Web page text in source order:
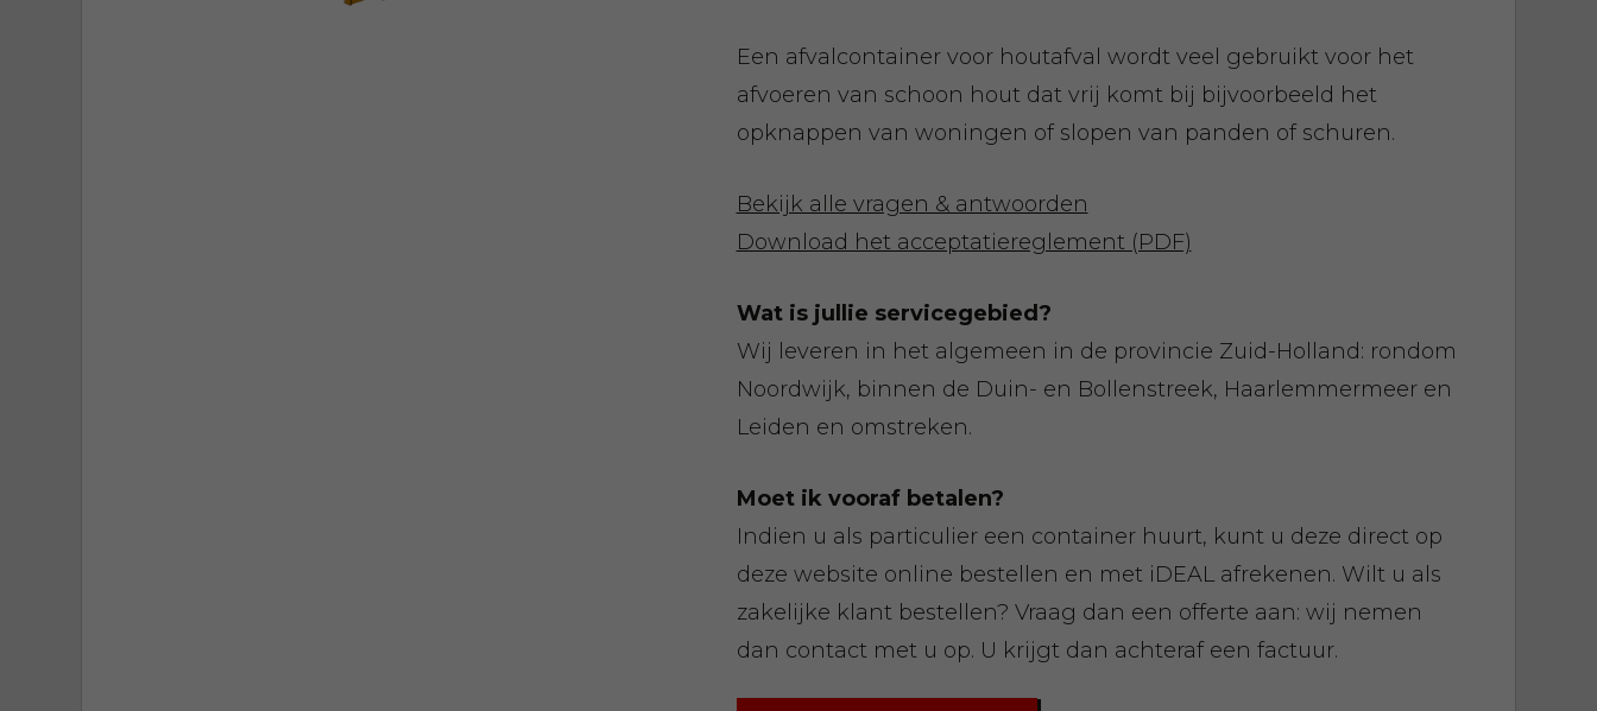
Een afvalcontainer voor houtafval wordt veel gebruikt voor het
afvoeren van schoon hout dat vrij komt bij bijvoorbeeld het
opknappen van woningen of slopen van panden of schuren.
Bekijk alle vragen & antwoorden
Download het acceptatiereglement (PDF)
Wat is jullie servicegebied?
Wij leveren in het algemeen in de provincie Zuid-Holland: rondom
Noordwijk, binnen de Duin- en Bollenstreek, Haarlemmermeer en
Leiden en omstreken.
Moet ik vooraf betalen?
Indien u als particulier een container huurt, kunt u deze direct op
deze website online bestellen en met iDEAL afrekenen. Wilt u als
zakelijke klant bestellen? Vraag dan een offerte aan: wij nemen
dan contact met u op. U krijgt dan achteraf een factuur.